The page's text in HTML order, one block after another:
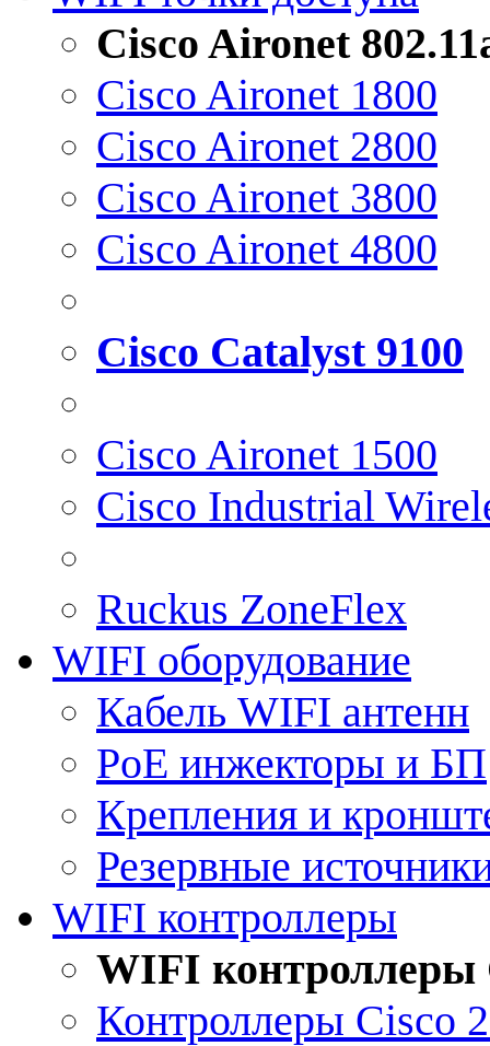
Cisco Aironet
Cisco Aironet 1800
Cisco Aironet 2800
Cisco Aironet 3800
Cisco Aironet 4800
Cisco Catalyst 9100
Cisco Aironet 1500
Cisco Industrial
Ruckus ZoneFlex
WIFI оборудование
Кабель WIFI антенн
PoE инжекторы и БП
Крепления и
Резервные
WIFI контроллеры
WIFI контроллеры
Контроллеры Cisco